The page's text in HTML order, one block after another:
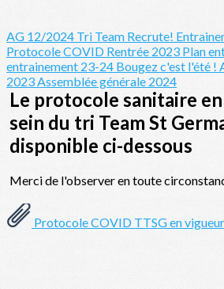
AG 12/2024 Tri Team Recrute!
Protocole COVID Rentrée 2023 Plan
entrainement 23-24 Bougez c'est l'été !
2023Assemblée générale 2024
Le protocole sanitaire
sein du tri Team St
disponible ci-dessous
Merci de l'observer en toute
Protocole COVID TTSG en vigueur